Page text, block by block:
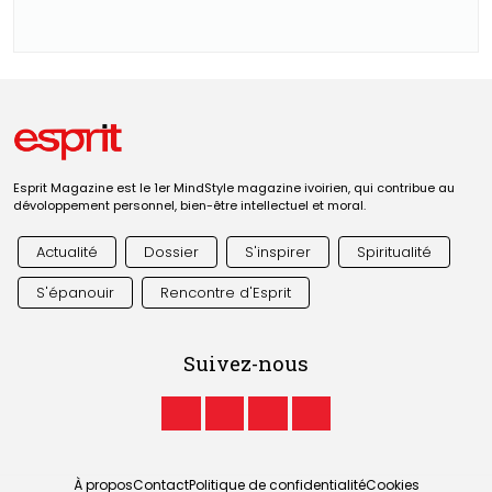
Esprit Magazine est le 1er MindStyle magazine ivoirien, qui contribue au
dévoloppement personnel, bien-être intellectuel et moral.
Actualité Dossier S'inspirer
Spiritualité
S'épanouir
Rencontre d'Esprit
Suivez-nous
À proposContactPolitique de confidentialitéCookies